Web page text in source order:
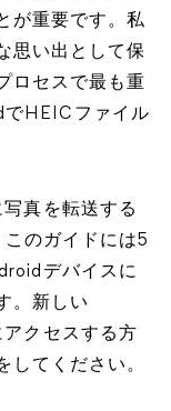
が重要です。私
思い出として保
ロセスで最も重
でHEICファイル
真を転送する
のガイドには5
デバイスに
。新しい
クセスする方
してください。